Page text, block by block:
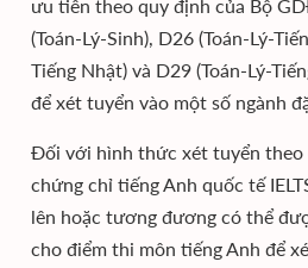
ưu tiên theo quy định của Bộ
(Toán-Lý-Sinh), D26 (Toán-Lý-
Tiếng Nhật) và D29 (Toán-Lý-
để xét tuyển vào một số ngành
Đối với hình thức xét tuyển theo
chứng chỉ tiếng Anh quốc tế
lên hoặc tương đương có thể
cho điểm thi môn tiếng Anh để